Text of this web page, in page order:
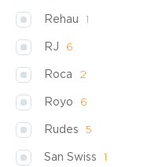
Rehau 1
RJ 6
Roca 2
Royo 6
Rudes 5
San Swiss 1